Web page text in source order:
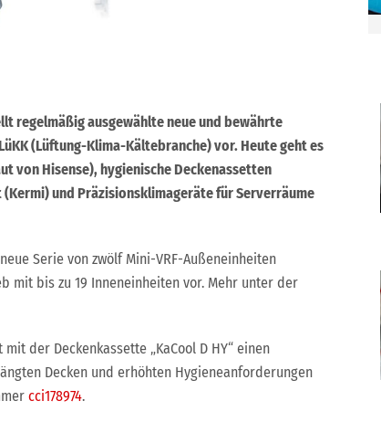
regelmäßig ausgewählte neue und bewährte
(Lüftung-Klima-Kältebranche) vor. Heute geht es
von Hisense), hygienische Deckenassetten
und Präzisionsklimageräte für Serverräume
Serie von zwölf Mini-VRF-Außeneinheiten
mit bis zu 19 Inneneinheiten vor. Mehr unter der
der Deckenkassette „KaCool D HY“ einen
Decken und erhöhten Hygieneanforderungen
cci178974.